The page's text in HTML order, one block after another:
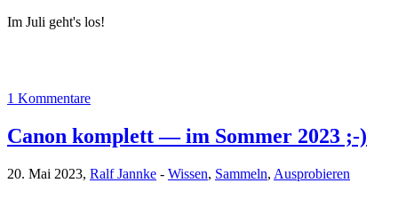
Im Juli geht's los!
1 Kommentare
Canon komplett — im Sommer 2023 ;-)
20. Mai 2023, Ralf Jannke - Wissen, Sammeln, Ausprobieren